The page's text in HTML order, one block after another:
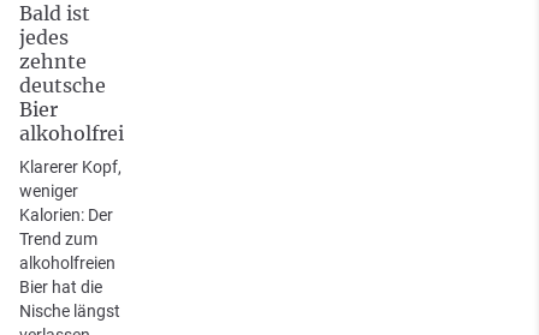
Bald ist
jedes
zehnte
deutsche
Bier
alkoholfrei
Klarerer Kopf,
weniger
Kalorien: Der
Trend zum
alkoholfreien
Bier hat die
Nische längst